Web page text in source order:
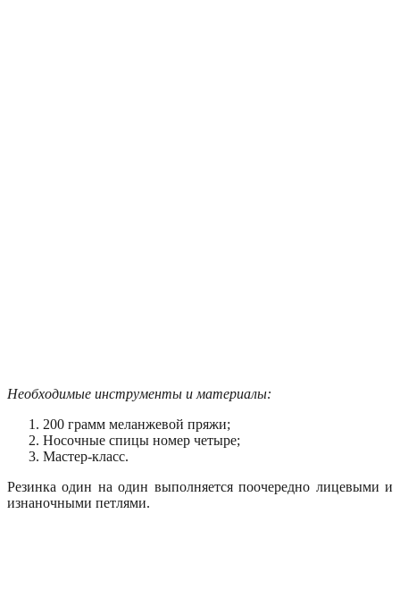
Необходимые инструменты и материалы:
200 грамм меланжевой пряжи;
Носочные спицы номер четыре;
Мастер-класс.
Резинка один на один выполняется поочередно лицевыми и
изнаночными петлями.